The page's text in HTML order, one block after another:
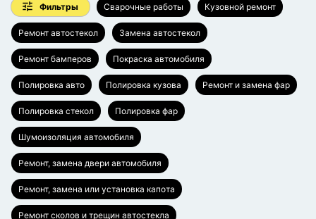
Фильтры Сварочные работы Кузовной ремонт
Ремонт автостекол Замена автостекол
Ремонт бамперов Покраска автомобиля
Полировка авто Полировка кузова Ремонт и замена фар
Полировка стекол Полировка фар
Шумоизоляция автомобиля
Ремонт, замена двери автомобиля
Ремонт, замена или установка капота
Ремонт сколов и трещин автостекла